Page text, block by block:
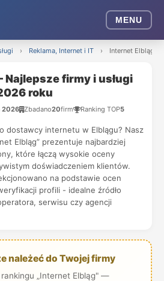
MENU
› Reklama, Internet i IT › Internet Elbląg –
Najlepsze firmy i usługi
roku
2026 Zbadano20firm Ranking TOP5
dostawcy internetu w Elblągu? Nasz
Elbląg” prezentuje najbardziej
które łączą wysokie oceny
doświadczeniem klientów.
na podstawie ocen
profili - idealne źródło
serwisu czy agencji
należeć do Twojej firmy
„Internet Elbląg" —